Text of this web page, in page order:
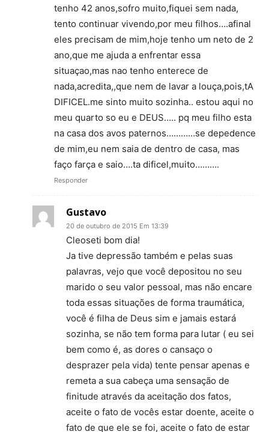
tenho 42 anos,sofro muito,fiquei sem nada,
tento continuar vivendo,por meu filhos….afinal
eles precisam de mim,hoje tenho um neto de 2
ano,que me ajuda a enfrentar essa
situaçao,mas nao tenho enterece de
nada,acredita,,que nem de lavar a louça,pois,tA
DIFICEL.me sinto muito sozinha.. estou aqui no
meu quarto so eu e DEUS….. pq meu filho esta
na casa dos avos paternos…………se depedence
de mim,eu nem saia de dentro de casa, mas
faço farça e saio….ta dificel,muito……….
Responder
Gustavo
20 de outubro de 2015 Em 13:39
Cleoseti bom dia!
Ja tive depressão também e pelas suas
palavras, vejo que você depositou no seu
marido o seu valor pessoal, mas não encare
toda essas situações de forma traumática,
você é filha de Deus sim e jamais estará
sozinha, se não tem forma para lutar ( eu sei
bem como é, as dores o cansaço o
desprazer pela vida) tente pensar apenas e
remeta a sua cabeça uma sensação de
finitude através da aceitação dos fatos,
aceite o fato de vocês estar doente, aceite o
fato de que ele se foi, aceite o fato de estar